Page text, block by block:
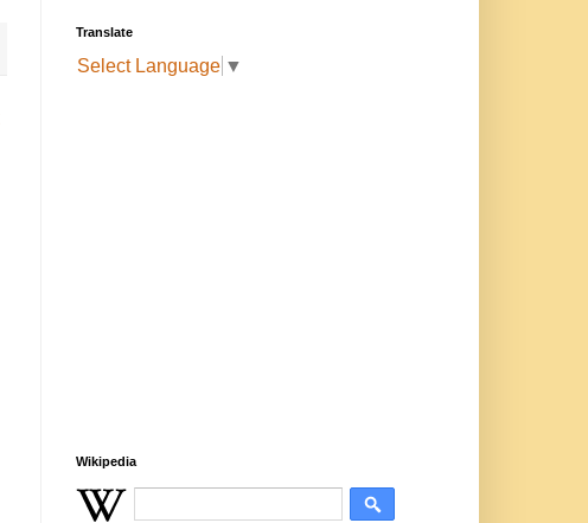
Translate
Select Language ▼
Wikipedia